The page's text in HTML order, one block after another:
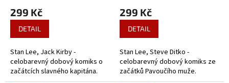
299 Kč
DETAIL
Stan Lee, Jack Kirby -
celobarevný dobový komiks o
začátcích slavného kapitána.
299 Kč
DETAIL
Stan Lee, Steve Ditko -
celobarevný dobový komiks ze
začátků Pavoučího muže.